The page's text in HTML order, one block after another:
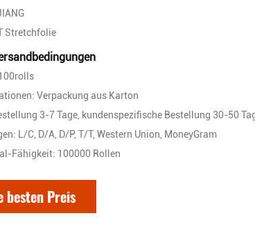
Stretchfolie
Verpackung aus Karton
3-7 Tage, kundenspezifische Bestellung 30-50
L/C, D/A, D/P, T/T, Western Union, MoneyGram
Fähigkeit: 100000 Rollen
besten Preis